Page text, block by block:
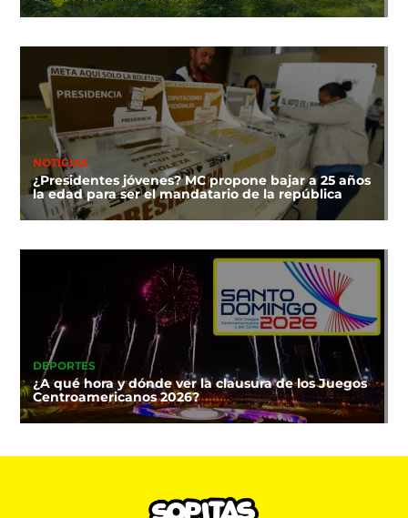
NOTICIAS
¿Presidentes jóvenes? MC propone bajar a 25 años
la edad para ser el mandatario de la república
DEPORTES
¿A qué hora y dónde ver la clausura de los Juegos
Centroamericanos 2026?